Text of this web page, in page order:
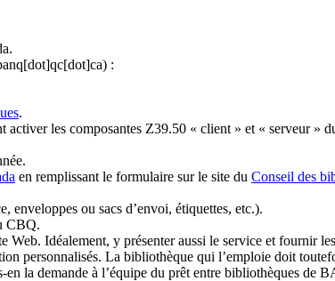
:
.
les composantes Z39.50 « client » et « serveur »
en remplissant le formulaire sur le site du Conseil des
enveloppes ou sacs d’envoi, étiquettes, etc.).
CBQ.
Web. Idéalement, y présenter aussi le service et fournir
personnalisés. La bibliothèque qui l’emploie doit
la demande à l’équipe du prêt entre bibliothèques de